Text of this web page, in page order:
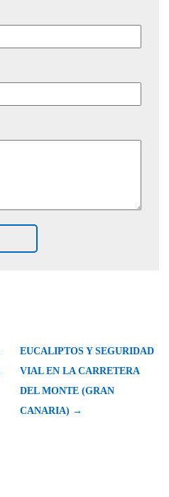
EUCALIPTOS Y SEGURIDAD
VIAL EN LA CARRETERA
DEL MONTE (GRAN
CANARIA) →